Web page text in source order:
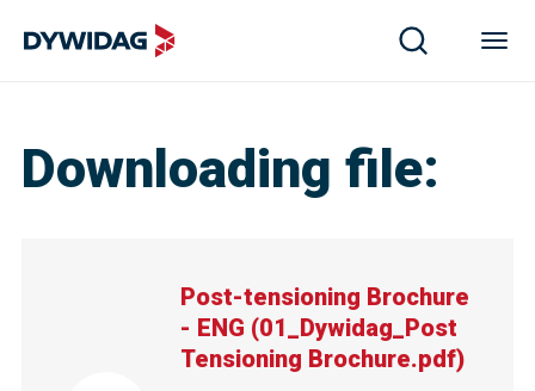
Downloading file:
Post-tensioning Brochure
- ENG (01_Dywidag_Post
Tensioning Brochure.pdf)